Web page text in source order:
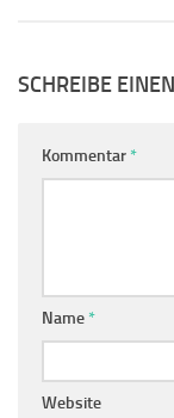
SCHREIBE
Kommentar *
Name *
Website